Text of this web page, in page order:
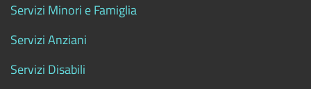
Servizi Minori e Famiglia
Servizi Anziani
Servizi Disabili